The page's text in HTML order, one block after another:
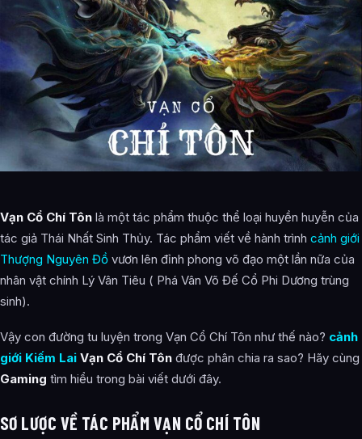
Vạn Cổ Chí Tôn là một tác phẩm thuộc thể loại huyền huyễn của
tác giả Thái Nhất Sinh Thủy. Tác phẩm viết về hành trình cảnh giới
Thượng Nguyên Đồ vươn lên đỉnh phong võ đạo một lần nữa của
nhân vật chính Lý Vân Tiêu ( Phá Vân Võ Đế Cổ Phi Dương trùng
sinh).
Vậy con đường tu luyện trong Vạn Cổ Chí Tôn như thế nào? cảnh
giới Kiếm Lai Vạn Cổ Chí Tôn được phân chia ra sao? Hãy cùng
Gaming tìm hiểu trong bài viết dưới đây.
SƠ LƯỢC VỀ TÁC PHẨM VẠN CỔ CHÍ TÔN